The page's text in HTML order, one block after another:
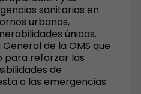
sanitarias en
urbanos,
únicas.
de la OMS que
para reforzar las
de
a las emergencias